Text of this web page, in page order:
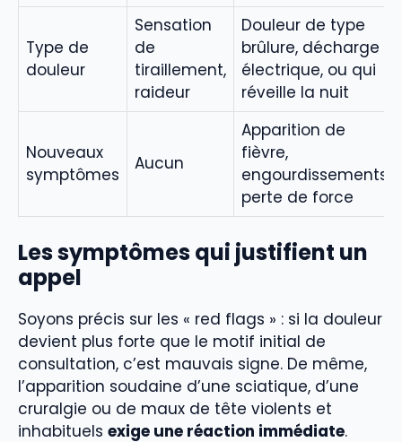
Type de
douleur
Sensation
de
tiraillement,
raideur
Douleur de type
brûlure, décharge
électrique, ou qui
réveille la nuit
Nouveaux
symptômes
Aucun
Apparition de
fièvre,
engourdissements,
perte de force
Les symptômes qui justifient un
appel
Soyons précis sur les « red flags » : si la douleur
devient plus forte que le motif initial de
consultation, c’est mauvais signe. De même,
l’apparition soudaine d’une sciatique, d’une
cruralgie ou de maux de tête violents et
inhabituels exige une réaction immédiate.